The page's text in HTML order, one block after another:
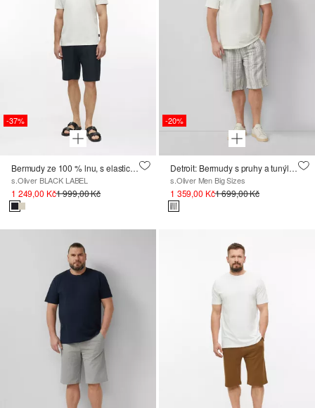
-37%
Bermudy ze 100 % lnu, s elastickým pasem
s.Oliver BLACK LABEL
1 249,00 Kč1 999,00 Kč
-20%
Detroit: Bermudy s pruhy a tunýlkem na stažení
s.Oliver Men Big Sizes
1 359,00 Kč1 699,00 Kč